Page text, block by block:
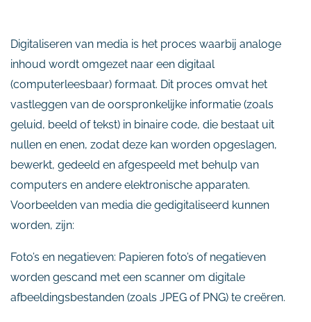
Digitaliseren van media is het proces waarbij analoge
inhoud wordt omgezet naar een digitaal
(computerleesbaar) formaat. Dit proces omvat het
vastleggen van de oorspronkelijke informatie (zoals
geluid, beeld of tekst) in binaire code, die bestaat uit
nullen en enen, zodat deze kan worden opgeslagen,
bewerkt, gedeeld en afgespeeld met behulp van
computers en andere elektronische apparaten.
Voorbeelden van media die gedigitaliseerd kunnen
worden, zijn:
Foto’s en negatieven: Papieren foto’s of negatieven
worden gescand met een scanner om digitale
afbeeldingsbestanden (zoals JPEG of PNG) te creëren.